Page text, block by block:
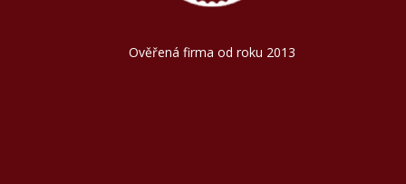
Ověřená firma od roku 2013